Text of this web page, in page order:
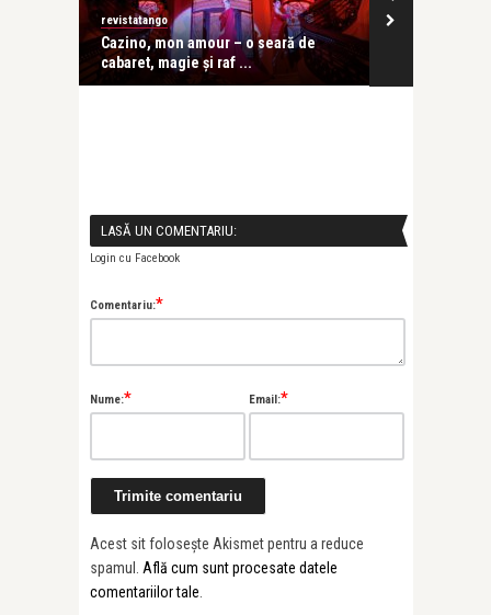
revistatango
Cazino, mon amour – o seară de
cabaret, magie și raf ...
LASĂ UN COMENTARIU:
Login cu Facebook
Comentariu:*
Nume:* Email:*
Acest sit folosește Akismet pentru a reduce
spamul. Află cum sunt procesate datele
comentariilor tale.